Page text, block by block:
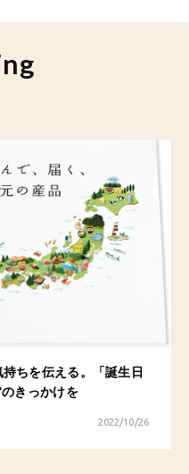
ちを伝える。「誕生日
きっかけを
2022/10/26